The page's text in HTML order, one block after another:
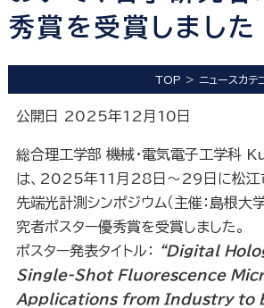
秀賞を受賞しました
TOP ニュースカテ
公開日 2025年12月10日
総合理工学部 機械・電気電子工学科
は、2025年11月28日～29日に松江
先端光計測シンポジウム（主催：島根大
究者ポスター優秀賞を受賞しました。
ポスター発表タイトル：
“Digital
Single-Shot Fluorescence
Applications from Industry to